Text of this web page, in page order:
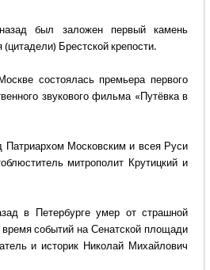
был заложен первый камень
Брестской крепости.
состоялась премьера первого
звукового фильма «Путёвка в
Патриархом Московским и всея Руси
митрополит Крутицкий и
в Петербурге умер от страшной
событий на Сенатской площади
и историк Николай Михайлович